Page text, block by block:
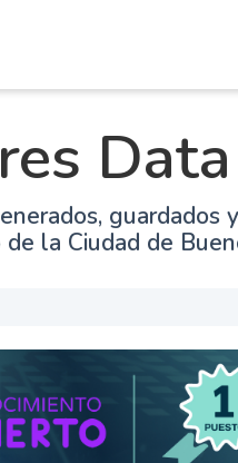
Data
guardados y
la Ciudad de